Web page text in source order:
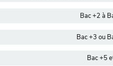
Bac +2 à
Bac +3 ou
Bac +5